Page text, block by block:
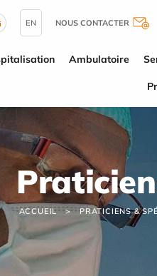
EN NOUS CONTACTER
Ambulatoire
ACCUEIL PRATICIENS &